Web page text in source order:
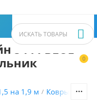
0


5444 BLUE-
на 1,9 м / Ковры